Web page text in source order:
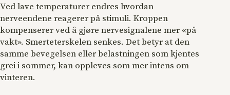
Ved lave temperaturer endres hvordan
nerveendene reagerer på stimuli. Kroppen
kompenserer ved å gjøre nervesignalene mer «på
vakt». Smerteterskelen senkes. Det betyr at den
samme bevegelsen eller belastningen som kjentes
grei i sommer, kan oppleves som mer intens om
vinteren.